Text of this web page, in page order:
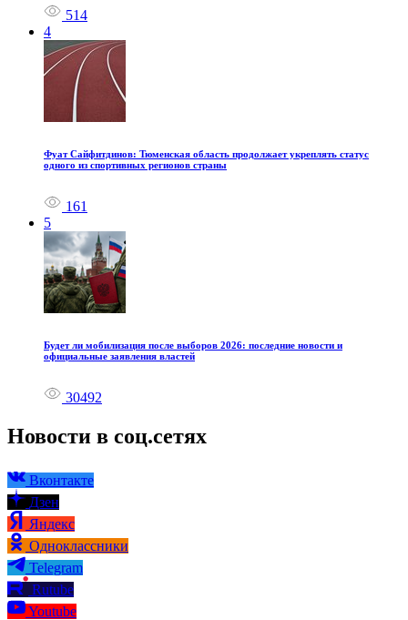
514
4
Фуат Сайфитдинов: Тюменская область продолжает укреплять статус
одного из спортивных регионов страны
161
5
Будет ли мобилизация после выборов 2026: последние новости и
официальные заявления властей
30492
Новости в соц.сетях
Вконтакте
Дзен
Яндекс
Одноклассники
Telegram
Rutube
Youtube